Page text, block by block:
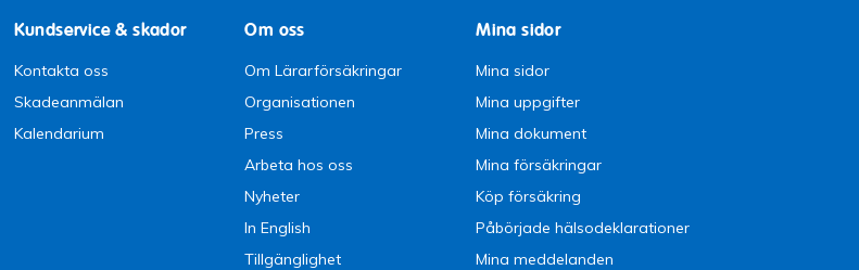
Kundservice & skador
Kontakta oss
Skadeanmälan
Kalendarium
Om oss
Om Lärarförsäkringar
Organisationen
Press
Arbeta hos oss
Nyheter
In English
Tillgänglighet
Mina sidor
Mina sidor
Mina uppgifter
Mina dokument
Mina försäkringar
Köp försäkring
Påbörjade hälsodeklarationer
Mina meddelanden